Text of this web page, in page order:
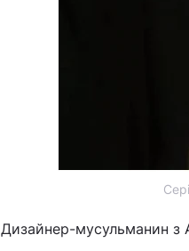
Дизайнер-мусульманин з